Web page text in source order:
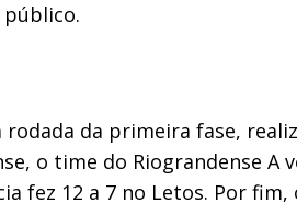
rodada da primeira fase,
o time do Riograndense A
fez 12 a 7 no Letos. Por